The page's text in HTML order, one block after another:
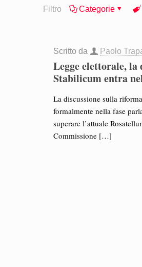
Filtro Categorie
Scritto da Paolo
Legge elettorale, la
Stabilicum entra
La discussione sulla
formalmente nella fase
superare l’attuale
Commissione […]